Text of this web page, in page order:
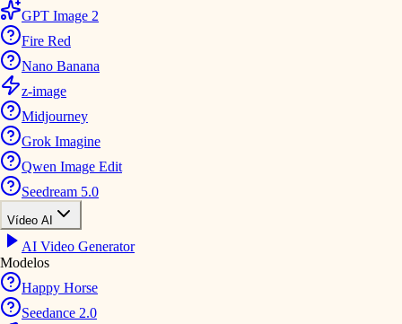
GPT Image 2
Fire Red
Nano Banana
z-image
Midjourney
Grok Imagine
Qwen Image Edit
Seedream 5.0
Vídeo AI
AI Video Generator
Modelos
Happy Horse
Seedance 2.0